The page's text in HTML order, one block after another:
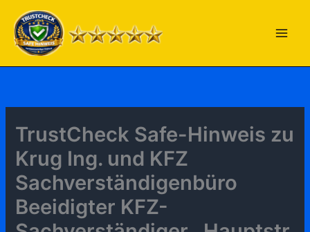
Inhalt
springen
TrustCheck Safe-Hinweis zu
Krug Ing. und KFZ
Sachverständigenbüro
Beeidigter KFZ-